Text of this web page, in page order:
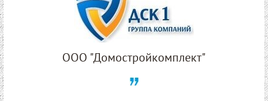
ООО "Домостройкомплект"